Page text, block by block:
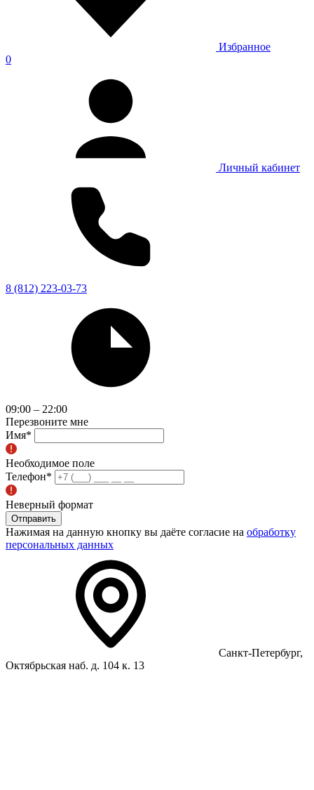
Избранное
0
Личный кабинет
8 (812) 223-03-73
09:00 – 22:00
Перезвоните мне
Имя*
Необходимое поле
Телефон*
Неверный формат
Отправить
Нажимая на данную кнопку вы даёте согласие на обработку
персональных данных
Санкт-Петербург,
Октябрьская наб. д. 104 к. 13